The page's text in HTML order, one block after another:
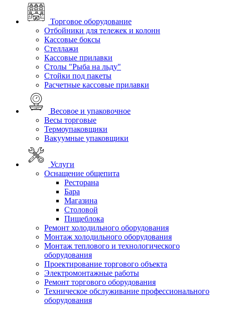
Торговое оборудование
Отбойники для тележек и колонн
Кассовые боксы
Стеллажи
Кассовые прилавки
Столы "Рыба на льду"
Стойки под пакеты
Расчетные кассовые прилавки
Весовое и упаковочное
Весы торговые
Термоупаковщики
Вакуумные упаковщики
Услуги
Оснащение общепита
Ресторана
Бара
Магазина
Столовой
Пищеблока
Ремонт холодильного оборудования
Монтаж холодильного оборудования
Монтаж теплового и технологического
оборудования
Проектирование торгового объекта
Электромонтажные работы
Ремонт торгового оборудования
Техническое обслуживание профессионального
оборудования